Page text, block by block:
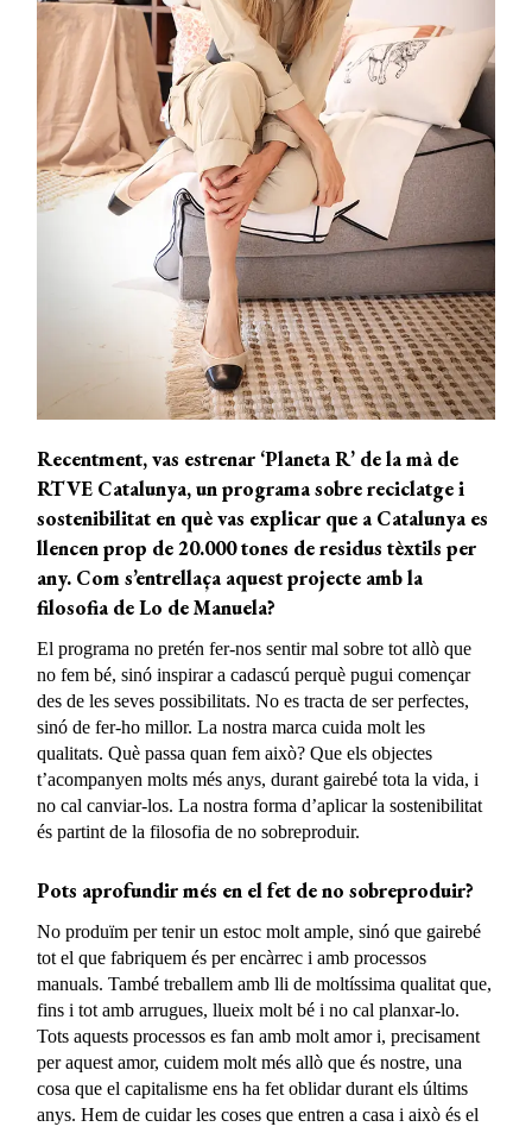
Recentment, vas estrenar ‘Planeta R’ de la mà de
RTVE Catalunya, un programa sobre reciclatge i
sostenibilitat en què vas explicar que a Catalunya es
llencen prop de 20.000 tones de residus tèxtils per
any. Com s’entrellaça aquest projecte amb la
filosofia de Lo de Manuela?
El programa no pretén fer-nos sentir mal sobre tot allò que
no fem bé, sinó inspirar a cadascú perquè pugui començar
des de les seves possibilitats. No es tracta de ser perfectes,
sinó de fer-ho millor. La nostra marca cuida molt les
qualitats. Què passa quan fem això? Que els objectes
t’acompanyen molts més anys, durant gairebé tota la vida, i
no cal canviar-los. La nostra forma d’aplicar la sostenibilitat
és partint de la filosofia de no sobreproduir.
Pots aprofundir més en el fet de no sobreproduir?
No produïm per tenir un estoc molt ample, sinó que gairebé
tot el que fabriquem és per encàrrec i amb processos
manuals. També treballem amb lli de moltíssima qualitat que,
fins i tot amb arrugues, llueix molt bé i no cal planxar-lo.
Tots aquests processos es fan amb molt amor i, precisament
per aquest amor, cuidem molt més allò que és nostre, una
cosa que el capitalisme ens ha fet oblidar durant els últims
anys. Hem de cuidar les coses que entren a casa i això és el